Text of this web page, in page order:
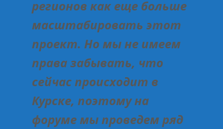
регионов как еще больше
масштабировать этот
проект. Но мы не имеем
права забывать, что
сейчас происходит в
Курске, поэтому на
форуме мы проведем ряд